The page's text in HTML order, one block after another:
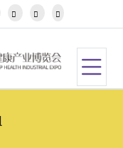
  